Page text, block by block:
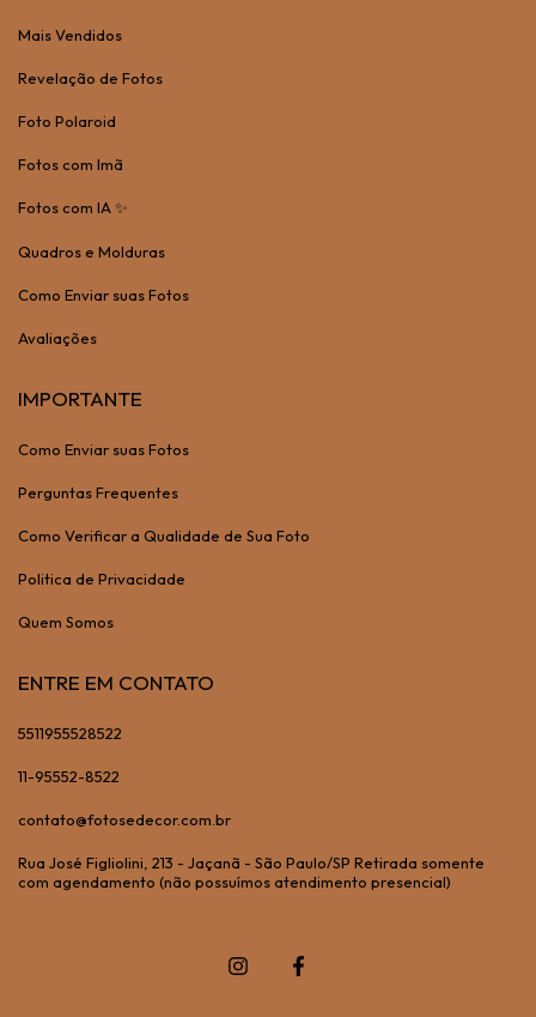
Mais Vendidos
Revelação de Fotos
Foto Polaroid
Fotos com Imã
Fotos com IA ✨
Quadros e Molduras
Como Enviar suas Fotos
Avaliações
IMPORTANTE
Como Enviar suas Fotos
Perguntas Frequentes
Como Verificar a Qualidade de Sua Foto
Politica de Privacidade
Quem Somos
ENTRE EM CONTATO
5511955528522
11-95552-8522
contato@fotosedecor.com.br
Rua José Figliolini, 213 - Jaçanã - São Paulo/SP Retirada somente
com agendamento (não possuímos atendimento presencial)